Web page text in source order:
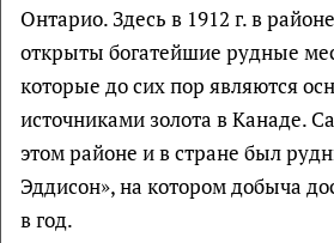
Онтарио. Здесь в 1912 г. в
открыты богатейшие рудные
которые до сих пор являются
источниками золота в Канаде.
этом районе и в стране был
Эддисон», на котором добыча
в год.